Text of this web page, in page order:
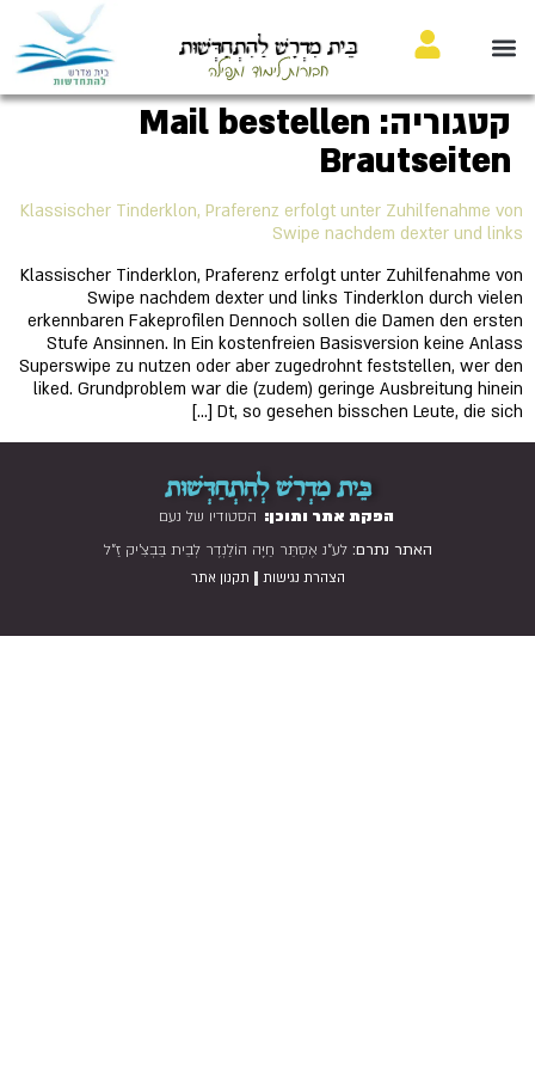
בֵּית מִדְרָשׁ לַהִתְחַדְּשׁוּת
חבורות לימוד ותפילה
קטגוריה: Mail bestellen
Brautseiten
Klassischer Tinderklon, Praferenz erfolgt unter Zuhilfenahme von
Swipe nachdem dexter und links
Klassischer Tinderklon, Praferenz erfolgt unter Zuhilfenahme von
Swipe nachdem dexter und links Tinderklon durch vielen
erkennbaren Fakeprofilen Dennoch sollen die Damen den ersten
Stufe Ansinnen. In Ein kostenfreien Basisversion keine Anlass
Superswipe zu nutzen oder aber zugedrohnt feststellen, wer den
liked. Grundproblem war die (zudem) geringe Ausbreitung hinein
Dt, so gesehen bisschen Leute, die sich […]
בֵּית מִדְרָשׁ לְהִתְחַדְּשׁוּת
הפקת אתר ותוכן: הסטודיו של נעם
האתר נתרם:לע"נ אֶסְתֵּר חַיָּה הוֹלַנְדֶר לְבֵית בַּבְצִ'יק זַ"ל
הצהרת נגישות | תקנון אתר